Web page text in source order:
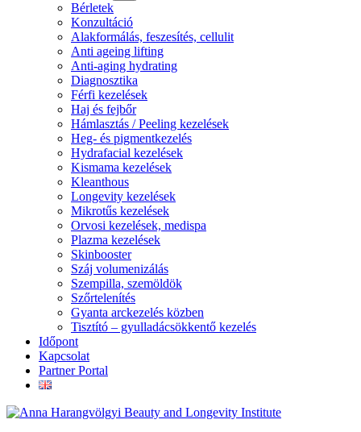
Bérletek
Konzultáció
Alakformálás, feszesítés, cellulit
Anti ageing lifting
Anti-aging hydrating
Diagnosztika
Férfi kezelések
Haj és fejbőr
Hámlasztás / Peeling kezelések
Heg- és pigmentkezelés
Hydrafacial kezelések
Kismama kezelések
Kleanthous
Longevity kezelések
Mikrotűs kezelések
Orvosi kezelések, medispa
Plazma kezelések
Skinbooster
Száj volumenizálás
Szempilla, szemöldök
Szőrtelenítés
Gyanta arckezelés közben
Tisztító – gyulladácsökkentő kezelés
Időpont
Kapcsolat
Partner Portal